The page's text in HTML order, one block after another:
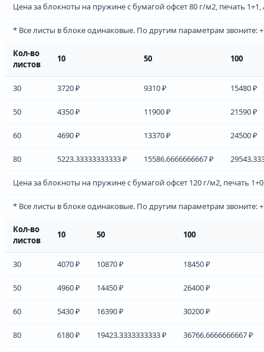
Цена за блокноты на пружине с бумагой офсет 80 г/м2, печать 1+1,
* Все листы в блоке одинаковые. По другим параметрам звоните:
Кол-во
листов
10 50 100
30 3720 ₽ 9310 ₽ 15480 ₽
50 4350 ₽ 11900 ₽ 21590 ₽
60 4690 ₽ 13370 ₽ 24500 ₽
80 5223.33333333333 ₽ 15586.6666666667 ₽
Цена за блокноты на пружине с бумагой офсет 120 г/м2, печать
* Все листы в блоке одинаковые. По другим параметрам звоните:
Кол-во
листов
10 50 100
30 4070 ₽ 10870 ₽ 18450 ₽
50 4960 ₽ 14450 ₽ 26400 ₽
60 5430 ₽ 16390 ₽ 30200 ₽
80 6180 ₽ 19423.3333333333 ₽ 36766.6666666667 ₽